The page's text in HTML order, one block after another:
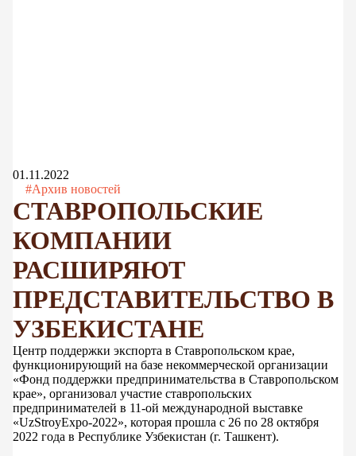
01.11.2022
#Архив новостей
СТАВРОПОЛЬСКИЕ
КОМПАНИИ
РАСШИРЯЮТ
ПРЕДСТАВИТЕЛЬСТВО В
УЗБЕКИСТАНЕ
Центр поддержки экспорта в Ставропольском крае,
функционирующий на базе некоммерческой организации
«Фонд поддержки предпринимательства в Ставропольском
крае», организовал участие ставропольских
предпринимателей в 11-ой международной выставке
«UzStroyExpo-2022», которая прошла с 26 по 28 октября
2022 года в Республике Узбекистан (г. Ташкент).